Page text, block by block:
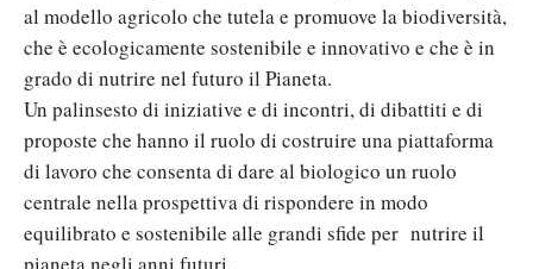
al modello agricolo che tutela e promuove la biodiversità,
che è ecologicamente sostenibile e innovativo e che è in
grado di nutrire nel futuro il Pianeta.
Un palinsesto di iniziative e di incontri, di dibattiti e di
proposte che hanno il ruolo di costruire una piattaforma
di lavoro che consenta di dare al biologico un ruolo
centrale nella prospettiva di rispondere in modo
equilibrato e sostenibile alle grandi sfide per nutrire il